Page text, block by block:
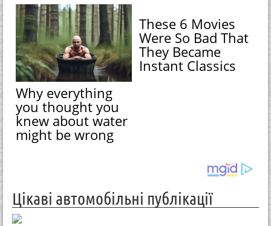
Why everything
you thought you
knew about water
might be wrong
These 6 Movies
Were So Bad That
They Became
Instant Classics
Цікаві автомобільні публікації